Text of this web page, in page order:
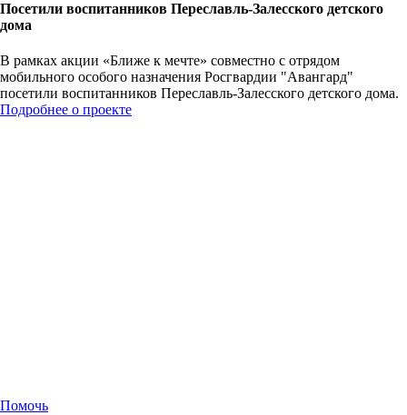
Посетили воспитанников Переславль-Залесского детского
дома
В рамках акции «Ближе к мечте» совместно с отрядом
мобильного особого назначения Росгвардии "Авангард"
посетили воспитанников Переславль-Залесского детского дома.
Подробнее о проекте
Помочь